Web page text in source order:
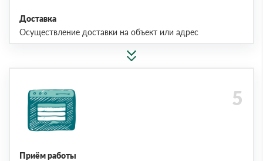
Доставка
Осуществление доставки на объект или адрес
Приём работы